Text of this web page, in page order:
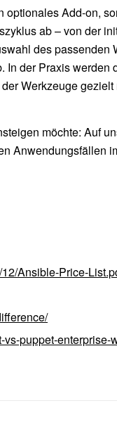
Add-on,
ab – von der
des
der Praxis
Werkzeuge
möchte: Auf
Anwendungsfällen
Ansible-Price-
puppet-enterprise-